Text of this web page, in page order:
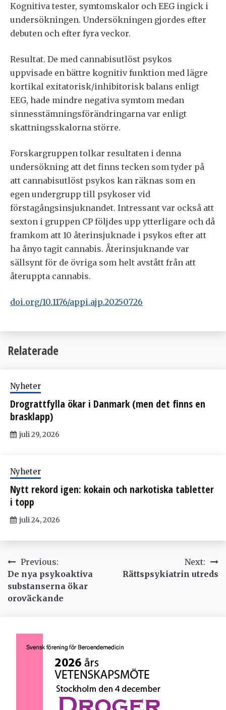
Kognitiva tester, symtomskalor och EEG ingick i
undersökningen. Undersökningen gjordes efter
debuten och efter fyra veckor.
Resultat. De med cannabisutlöst psykos
uppvisade en bättre kognitiv funktion med lägre
kortikal exitatorisk/inhibitorisk balans enligt
EEG, hade mindre negativa symtom medan
sinnesstämningsförändringarna var enligt
skattningsskalorna större.
Forskargruppen tolkar resultaten i denna
undersökning att det finns tecken som tyder på
att cannabisutlöst psykos kan räknas som en
egen undergrupp till psykoser vid
förstagångsinsjuknandet. Intressant var också att
sexton i gruppen CP följdes upp ytterligare och då
framkom att 10 återinsjuknade i psykos efter att
ha ånyo tagit cannabis. Återinsjuknande var
sällsynt för de övriga som helt avstått från att
återuppta cannabis.
doi.org/10.1176/appi.ajp.20250726
Relaterade
Nyheter
Drograttfylla ökar i Danmark (men det finns en
brasklapp)
juli 29, 2026
Nyheter
Nytt rekord igen: kokain och narkotiska tabletter
i topp
juli 24, 2026
Inläggsnavigering
Previous:
De nya psykoaktiva
substanserna ökar
oroväckande
Next:
Rättspsykiatrin utreds